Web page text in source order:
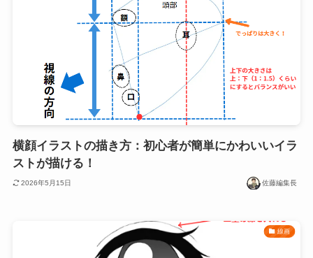
横顔イラストの描き方：初心者が簡単にかわいいイラ
ストが描ける！
2026年5月15日 佐藤編集長
線画